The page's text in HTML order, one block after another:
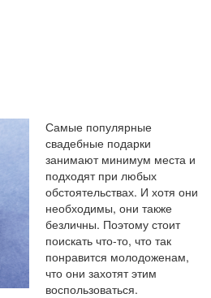
Самые популярные
свадебные подарки
занимают минимум места и
подходят при любых
обстоятельствах. И хотя они
необходимы, они также
безличны. Поэтому стоит
поискать что-то, что так
понравится молодоженам,
что они захотят этим
воспользоваться.